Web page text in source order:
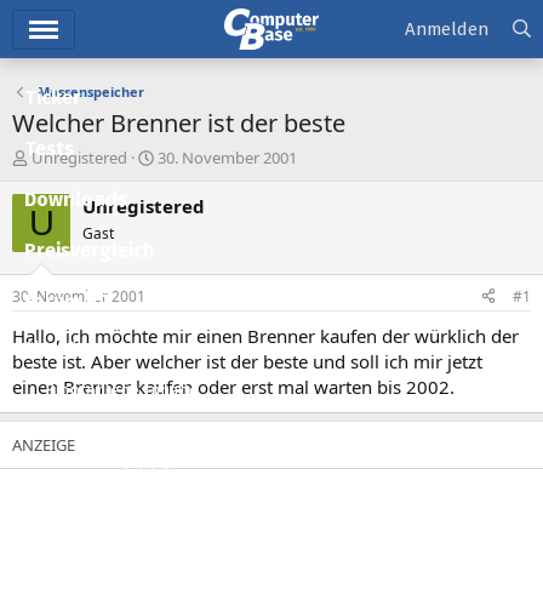
Ticker
Tests
Downloads
Preisvergleich
Forum
Aktuelles
Empfohlene Inhalte
Neueste Aktivitäten
Anmelden
Massenspeicher
Welcher Brenner ist der beste
E
s
e
e
r
Unregistered
E
s
t
a
m
30. November 2001
U Unregistered
Gast
30. November 2001 #1
Hallo, ich möchte mir einen Brenner kaufen der würklich der
beste ist. Aber welcher ist der beste und soll ich mir jetzt
einen Brenner kaufen oder erst mal warten bis 2002.